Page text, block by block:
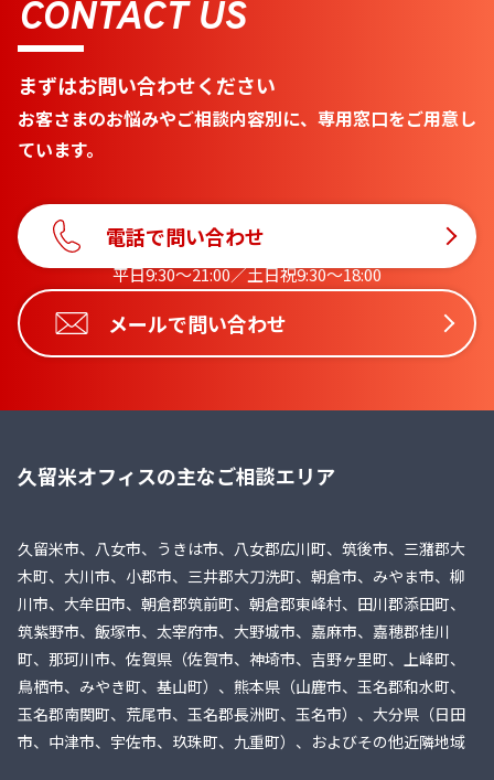
CONTACT US
まずはお問い合わせください
お客さまのお悩みやご相談内容別に、専用窓口をご用意し
ています。
電話で問い合わせ
平日9:30〜21:00／土日祝9:30〜18:00
メールで問い合わせ
久留米オフィスの主なご相談エリア
久留米市、八女市、うきは市、八女郡広川町、筑後市、三潴郡大
木町、大川市、小郡市、三井郡大刀洗町、朝倉市、みやま市、柳
川市、大牟田市、朝倉郡筑前町、朝倉郡東峰村、田川郡添田町、
筑紫野市、飯塚市、太宰府市、大野城市、嘉麻市、嘉穂郡桂川
町、那珂川市、佐賀県（佐賀市、神埼市、吉野ヶ里町、上峰町、
鳥栖市、みやき町、基山町）、熊本県（山鹿市、玉名郡和水町、
玉名郡南関町、荒尾市、玉名郡長洲町、玉名市）、大分県（日田
市、中津市、宇佐市、玖珠町、九重町）、およびその他近隣地域